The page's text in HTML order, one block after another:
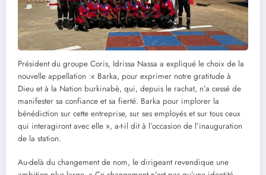
Président du groupe Coris, Idrissa Nassa a expliqué le choix de la
nouvelle appellation :« Barka, pour exprimer notre gratitude à
Dieu et à la Nation burkinabè, qui, depuis le rachat, n’a cessé de
manifester sa confiance et sa fierté. Barka pour implorer la
bénédiction sur cette entreprise, sur ses employés et sur tous ceux
qui interagiront avec elle », a-t-il dit à l’occasion de l’inauguration
de la station.
Au-delà du changement de nom, le dirigeant revendique une